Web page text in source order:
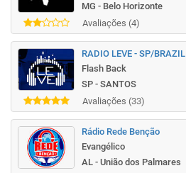
MG - Belo Horizonte
Avaliações (4)
RADIO LEVE - SP/BRAZIL
Flash Back
SP - SANTOS
Avaliações (33)
Rádio Rede Benção
Evangélico
AL - União dos Palmares